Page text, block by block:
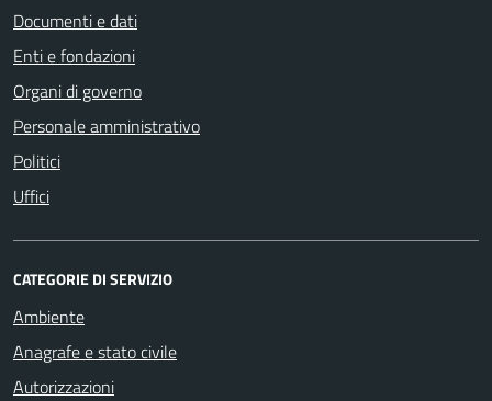
Documenti e dati
Enti e fondazioni
Organi di governo
Personale amministrativo
Politici
Uffici
CATEGORIE DI SERVIZIO
Ambiente
Anagrafe e stato civile
Autorizzazioni